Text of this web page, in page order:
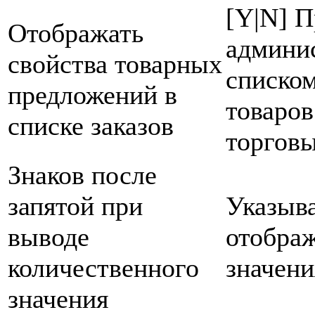
Отображать
свойства товарных
предложений в
списке заказов
[Y|N]
Знаков после
запятой при
выводе
количественного
значения